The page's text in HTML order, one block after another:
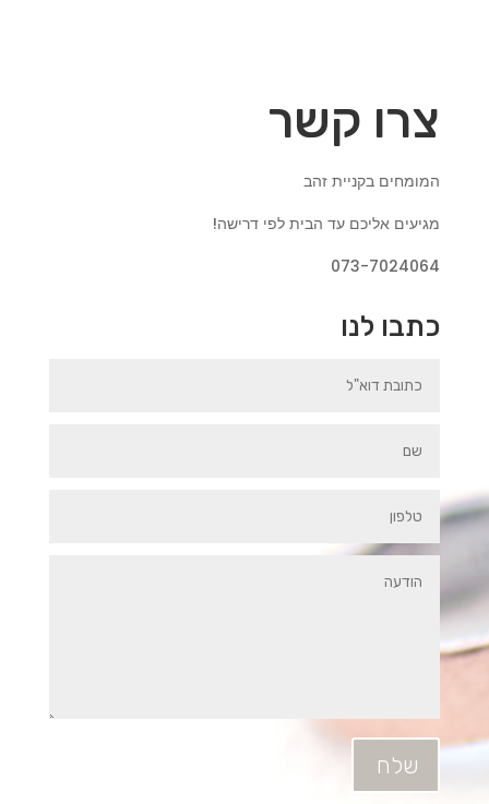
צרו קשר
המומחים בקניית זהב
מגיעים אליכם עד הבית לפי דרישה!
073-7024064
כתבו לנו
שלח